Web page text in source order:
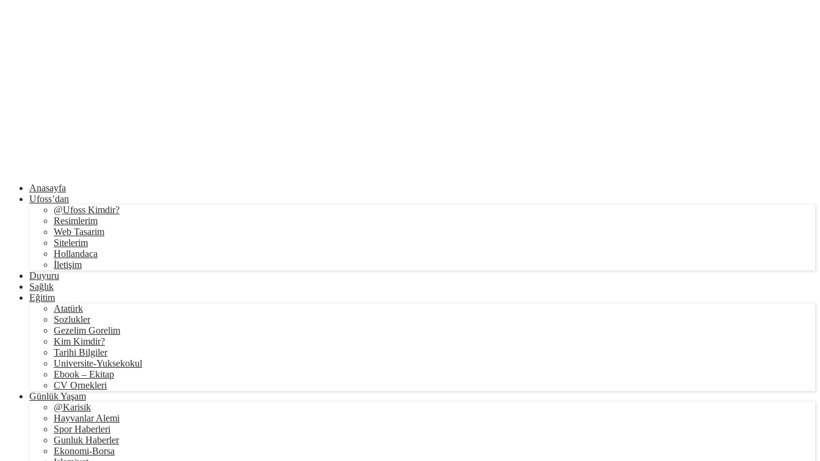
Anasayfa
Ufoss’dan
@Ufoss Kimdir?
Resimlerim
Web Tasarim
Sitelerim
Hollandaca
İletişim
Duyuru
Sağlık
Eğitim
Atatürk
Sozlukler
Gezelim Gorelim
Kim Kimdir?
Tarihi Bilgiler
Universite-Yuksekokul
Ebook – Ekitap
CV Ornekleri
Günlük Yaşam
@Karisik
Hayvanlar Alemi
Spor Haberleri
Gunluk Haberler
Ekonomi-Borsa